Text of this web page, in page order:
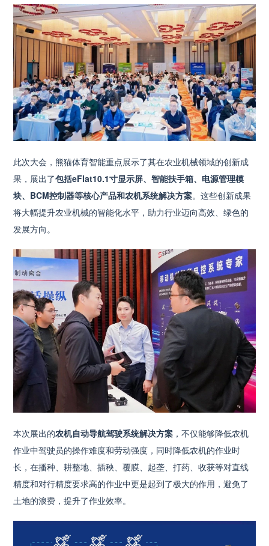
此次大会，熊猫体育智能重点展示了其在农业机械领域的创新成
果，展出了包括eFlat10.1寸显示屏、智能扶手箱、电源管理模
块、BCM控制器等核心产品和农机系统解决方案。这些创新成果
将大幅提升农业机械的智能化水平，助力行业迈向高效、绿色的
发展方向。
本次展出的农机自动导航驾驶系统解决方案 ，不仅能够降低农机
作业中驾驶员的操作难度和劳动强度，同时降低农机的作业时
长，在播种、耕整地、插秧、覆膜、起垄、打药、收获等对直线
精度和对行精度要求高的作业中更是起到了极大的作用，避免了
土地的浪费，提升了作业效率。